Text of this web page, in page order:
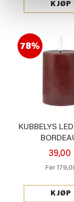
KJØP
78%
KUBBELYS
39,00
Før
KJØP